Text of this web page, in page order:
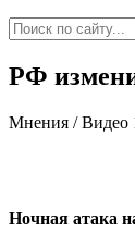
РФ
Мнения / Видео
Ночная атака